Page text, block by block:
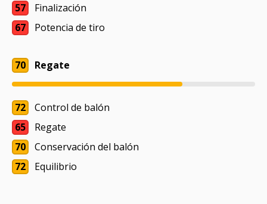
57
Finalización
67
Potencia de tiro
70 Regate
72
Control de balón
65
Regate
70
Conservación del balón
72
Equilibrio